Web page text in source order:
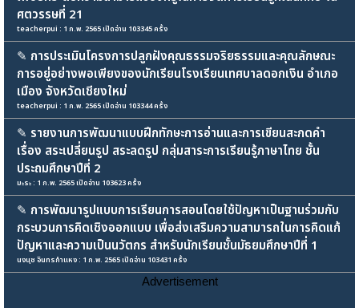
ศตวรรษที่ 21
teacherpui : 1 ก.พ. 2565 เปิดอ่าน 103345 ครั้ง
✎ การประเมินโครงการปลูกฝังคุณธรรมจริยธรรมและคุณลักษณะ
การอยู่อย่างพอเพียงของนักเรียนโรงเรียนเทศบาลดอกเงิน อำเภอ
เมือง จังหวัดเชียงใหม่
teacherpui : 1 ก.พ. 2565 เปิดอ่าน 103344 ครั้ง
✎ รายงานการพัฒนาแบบฝึกทักษะการอ่านและการเขียนสะกดคำ
เรื่อง สระเปลี่ยนรูป สระลดรูป กลุ่มสาระการเรียนรู้ภาษาไทย ชั้น
ประถมศึกษาปีที่ 2
มะระ : 1 ก.พ. 2565 เปิดอ่าน 103623 ครั้ง
✎ การพัฒนารูปแบบการเรียนการสอนโดยใช้ปัญหาเป็นฐานร่วมกับ
กระบวนการคิดเชิงออกแบบ เพื่อส่งเสริมความสามารถในการคิดแก้
ปัญหาและความเป็นนวัตกร สำหรับนักเรียนชั้นมัธยมศึกษาปีที่ 1
นงนุช อินทรกำแหง : 1 ก.พ. 2565 เปิดอ่าน 103431 ครั้ง
Advertisement